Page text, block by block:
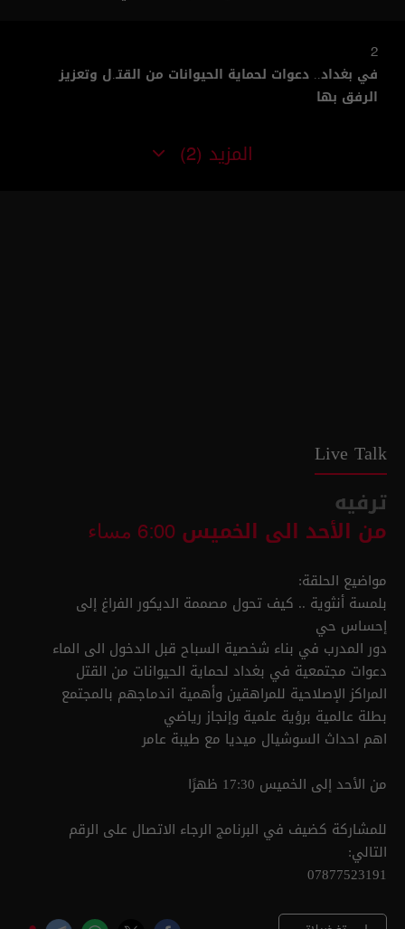
2
في بغداد.. دعوات لحماية الحيوانات من القتـ.ل وتعزيز
الرفق بها
المزيد (2)
Live Talk
ترفيه
من الأحد الى الخميس 6:00 مساء
مواضيع الحلقة:
بلمسة أنثوية .. كيف تحول مصممة الديكور الفراغ إلى
إحساس حي
دور المدرب في بناء شخصية السباح قبل الدخول الى الماء
دعوات مجتمعية في بغداد لحماية الحيوانات من القتل
المراكز الإصلاحية للمراهقين وأهمية اندماجهم بالمجتمع
بطلة عالمية برؤية علمية وإنجاز رياضي
اهم احداث السوشيال ميديا مع طيبة عامر
من الأحد إلى الخميس 17:30 ظهرًا
للمشاركة كضيف في البرنامج الرجاء الاتصال على الرقم
التالي:
07877523191